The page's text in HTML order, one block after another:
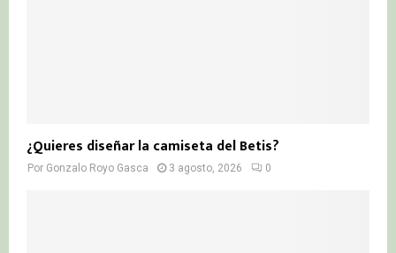
¿Quieres diseñar la camiseta del Betis?
Por Gonzalo Royo Gasca 3 agosto, 2026 0